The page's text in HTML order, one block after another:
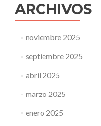
ARCHIVOS
noviembre 2025
septiembre 2025
abril 2025
marzo 2025
enero 2025